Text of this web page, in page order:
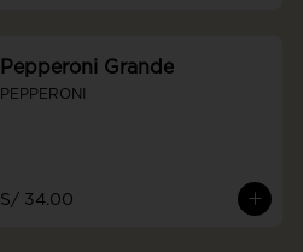
Pepperoni Grande
PEPPERONI
S/ 34.00